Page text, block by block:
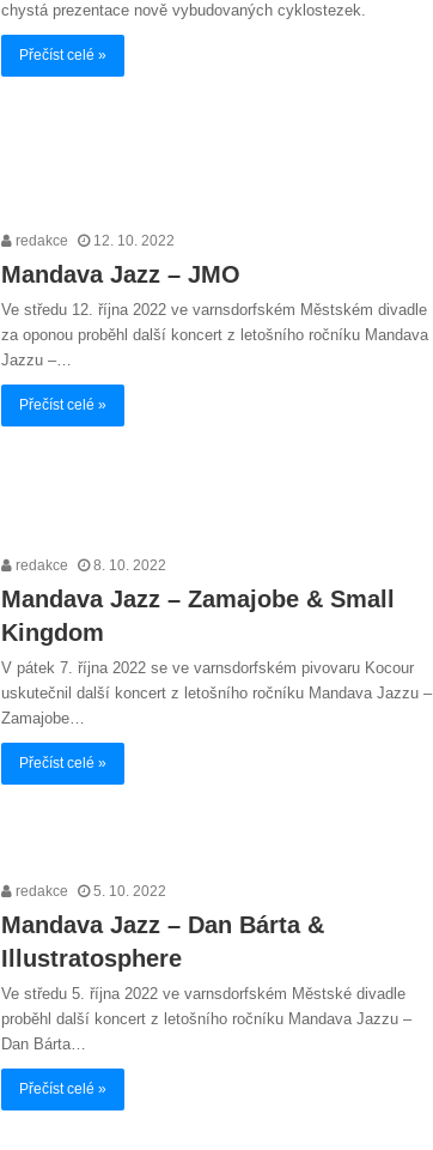
chystá prezentace nově vybudovaných cyklostezek.
Přečíst celé »
redakce 12. 10. 2022
Mandava Jazz – JMO
Ve středu 12. října 2022 ve varnsdorfském Městském divadle
za oponou proběhl další koncert z letošního ročníku Mandava
Jazzu –…
Přečíst celé »
redakce 8. 10. 2022
Mandava Jazz – Zamajobe & Small
Kingdom
V pátek 7. října 2022 se ve varnsdorfském pivovaru Kocour
uskutečnil další koncert z letošního ročníku Mandava Jazzu –
Zamajobe…
Přečíst celé »
redakce 5. 10. 2022
Mandava Jazz – Dan Bárta &
Illustratosphere
Ve středu 5. října 2022 ve varnsdorfském Městské divadle
proběhl další koncert z letošního ročníku Mandava Jazzu –
Dan Bárta…
Přečíst celé »